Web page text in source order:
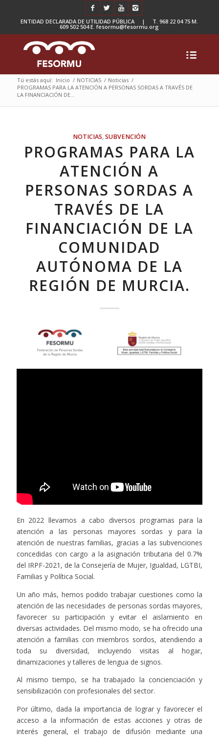
ENTIDAD DECLARADA DE UTILIDAD PÚBLICA | T. 968 22 04 75 M.
609 502 504 E. fesormu@fesormu.org
Tú estás aquí: Inicio / NOTICIAS / Noticias /
PROGRAMAS PARA LA ATENCIÓN A PERSONAS SORDAS A TRAVÉS DE
LA FINANCIACIÓN DE...
NOTICIAS,SUBVENCIÓN
PROGRAMAS PARA LA
ATENCIÓN A
PERSONAS SORDAS A
TRAVÉS DE LA
FINANCIACIÓN DE LA
COMUNIDAD
AUTÓNOMA DE LA
REGIÓN DE MURCIA.
En 2022 llevamos a cabo diversos programas para la
atención a las personas mayores sordas y para la
atención de nuestras familias, gracias a las subvenciones
concedidas con cargo a la asignación tributaria del 0.7%
del IRPF-2021, de la Consejería de Mujer, Igualdad, LGTBI,
Familias y Política Social.
Un año más, hemos podido trabajar cuestiones como la
atención de las necesidades de personas sordas mayores,
favorecer su participación y evitar el aislamiento en
diversas actividades. Del mismo modo, se ha ofrecido una
atención a familias con miembros sordos, atendiendo a
toda su diversidad, incluyendo visitas al hogar,
dinamizaciones y talleres de lengua de signos.
Al mismo tiempo, se ha trabajado la concienciación y
sensibilización con profesionales del sector.
Por último, dada la importancia de lograr y favorecer el
acceso a la información de estas acciones y otras de
interés general, el trabajo de difusión mediante una